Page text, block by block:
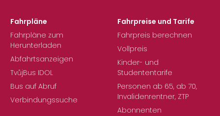
Fahrpläne
Fahrpläne zum
Herunterladen
Abfahrtsanzeigen
TvůjBus IDOL
Bus auf Abruf
Verbindungssuche
Fahrpreise und Tarife
Fahrpreis berechnen
Vollpreis
Kinder- und
Studententarife
Personen ab 65, ab 70,
Invalidenrentner, ZTP
Abonnenten